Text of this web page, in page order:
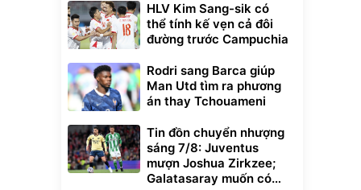
HLV Kim Sang-sik có
thể tính kế vẹn cả đôi
đường trước Campuchia
Rodri sang Barca giúp
Man Utd tìm ra phương
án thay Tchouameni
Tin đồn chuyển nhượng
sáng 7/8: Juventus
mượn Joshua Zirkzee;
Galatasaray muốn có